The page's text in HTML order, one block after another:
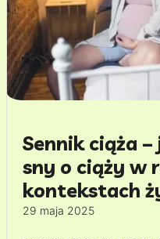
Sennik ciąża
sny o ciąży w
kontekstach
29 maja 2025